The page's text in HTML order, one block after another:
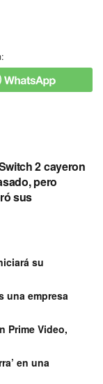
2 cayeron
pero
sus
su
una empresa
Prime Video,
en una